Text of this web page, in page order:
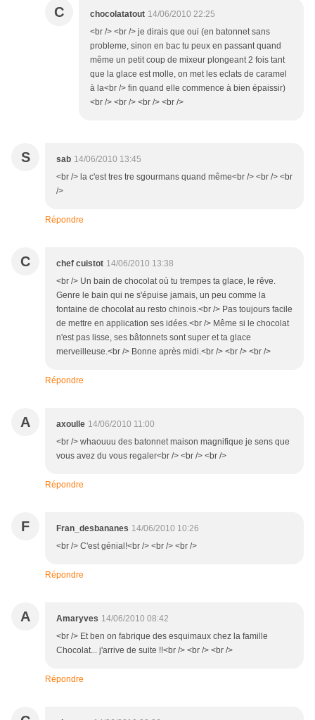
C chocolatatout 14/06/2010 22:25
<br /> <br /> je dirais que oui (en batonnet sans
probleme, sinon en bac tu peux en passant quand
même un petit coup de mixeur plongeant 2 fois tant
que la glace est molle, on met les eclats de caramel
à la<br /> fin quand elle commence à bien épaissir)
<br /> <br /> <br /> <br />
S sab 14/06/2010 13:45
<br /> la c'est tres tre sgourmans quand même<br /> <br /> <br
/>
Répondre
C chef cuistot 14/06/2010 13:38
<br /> Un bain de chocolat où tu trempes ta glace, le rêve.
Genre le bain qui ne s'épuise jamais, un peu comme la
fontaine de chocolat au resto chinois.<br /> Pas toujours facile
de mettre en application ses idées.<br /> Même si le chocolat
n'est pas lisse, ses bâtonnets sont super et ta glace
merveilleuse.<br /> Bonne après midi.<br /> <br /> <br />
Répondre
A axoulle 14/06/2010 11:00
<br /> whaouuu des batonnet maison magnifique je sens que
vous avez du vous regaler<br /> <br /> <br />
Répondre
F Fran_desbananes 14/06/2010 10:26
<br /> C'est génial!<br /> <br /> <br />
Répondre
A Amaryves 14/06/2010 08:42
<br /> Et ben on fabrique des esquimaux chez la famille
Chocolat... j'arrive de suite !!<br /> <br /> <br />
Répondre